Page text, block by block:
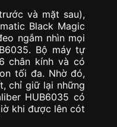
và mặt sau),
Black Magic
ngắm nhìn mọi
Bộ máy tự
chân kính và có
tối đa. Nhờ đó,
chỉ giữ lại những
HUB6035 có
khi được lên cót